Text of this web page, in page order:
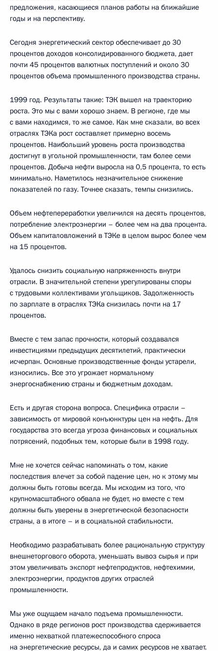
предложения, касающиеся планов работы на ближайшие
годы и на перспективу.
Сегодня энергетический сектор обеспечивает до 30
процентов доходов консолидированного бюджета, дает
почти 45 процентов валютных поступлений и около 30
процентов объема промышленного производства страны.
1999 год. Результаты такие: ТЭК вышел на траекторию
роста. Это мы с вами хорошо знаем. В регионе, где мы
с вами находимся, то же самое. Как мне сказали, во всех
отраслях ТЭКа рост составляет примерно восемь
процентов. Наибольший уровень роста производства
достигнут в угольной промышленности, там более семи
процентов. Добыча нефти выросла на 0,5 процента, то есть
минимально. Наметилось незначительное снижение
показателей по газу. Точнее сказать, темпы снизились.
Объем нефтепереработки увеличился на десять процентов,
потребление электроэнергии – более чем на два процента.
Объем капиталовложений в ТЭКе в целом вырос более чем
на 15 процентов.
Удалось снизить социальную напряженность внутри
отрасли. В значительной степени урегулированы споры
с трудовыми коллективами угольщиков. Задолженность
по зарплате в отраслях ТЭКа снизилась почти на 17
процентов.
Вместе с тем запас прочности, который создавался
инвестициями предыдущих десятилетий, практически
исчерпан. Основные производственные фонды устарели,
износились. Все это угрожает нормальному
энергоснабжению страны и бюджетным доходам.
Есть и другая сторона вопроса. Специфика отрасли –
зависимость от мировой конъюнктуры цен на нефть. Для
государства это всегда угроза финансовых и социальных
потрясений, подобных тем, которые были в 1998 году.
Мне не хочется сейчас напоминать о том, какие
последствия влечет за собой падение цен, но к этому мы
должны быть готовы всегда. Мы исходим из того, что
крупномасштабного обвала не будет, но вместе с тем
должны быть уверены в энергетической безопасности
страны, а в итоге – и в социальной стабильности.
Необходимо разрабатывать более рациональную структуру
внешнеторгового оборота, уменьшать вывоз сырья и при
этом увеличивать экспорт нефтепродуктов, нефтехимии,
электроэнергии, продуктов других отраслей
промышленности.
Мы уже ощущаем начало подъема промышленности.
Однако в ряде регионов рост производства сдерживается
именно нехваткой платежеспособного спроса
на энергетические ресурсы, да и самих ресурсов не хватает.